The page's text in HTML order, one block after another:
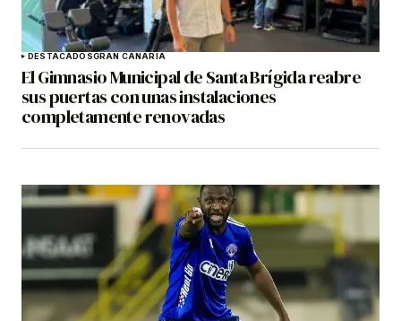
DESTACADOSGRAN CANARIA
El Gimnasio Municipal de Santa Brígida reabre
sus puertas con unas instalaciones
completamente renovadas